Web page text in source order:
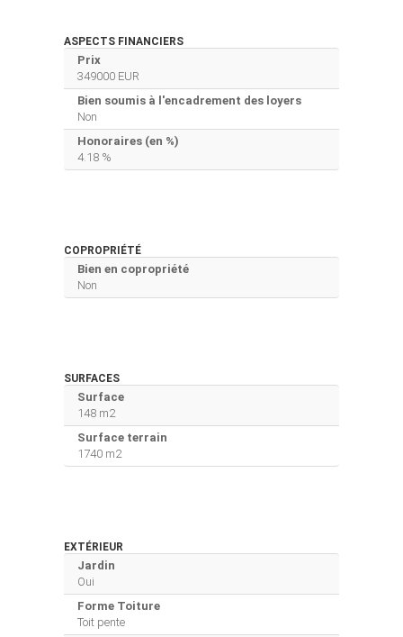
ASPECTS FINANCIERS
Prix
349000 EUR
Bien soumis à l'encadrement des loyers
Non
Honoraires (en %)
4.18 %
COPROPRIÉTÉ
Bien en copropriété
Non
SURFACES
Surface
148 m2
Surface terrain
1740 m2
EXTÉRIEUR
Jardin
Oui
Forme Toiture
Toit pente